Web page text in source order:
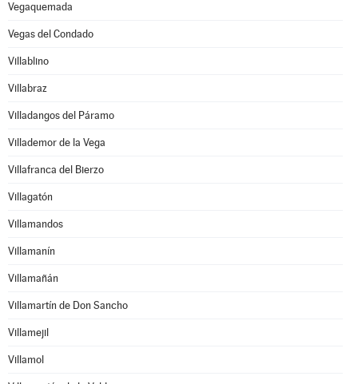
Vegaquemada
Vegas del Condado
Villablino
Villabraz
Villadangos del Páramo
Villademor de la Vega
Villafranca del Bierzo
Villagatón
Villamandos
Villamanín
Villamañán
Villamartín de Don Sancho
Villamejil
Villamol